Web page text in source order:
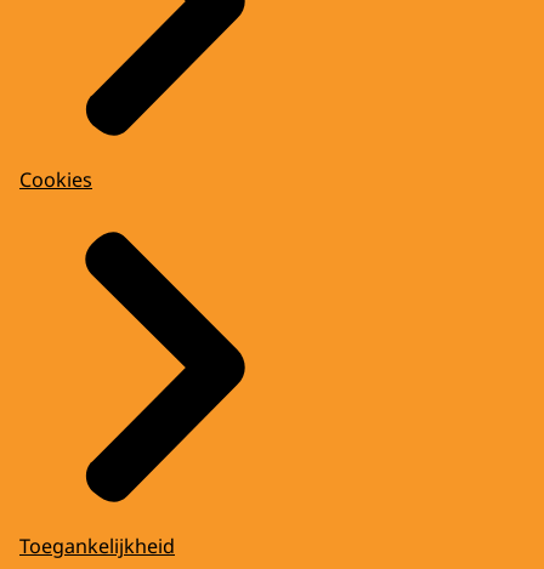
Cookies
Toegankelijkheid